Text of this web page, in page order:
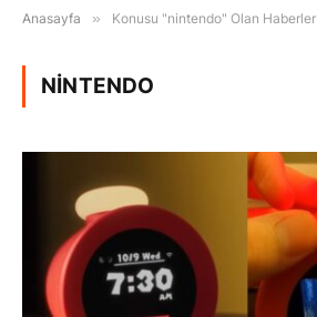
Anasayfa » Konusu "nintendo" Olan Haberler
NINTENDO